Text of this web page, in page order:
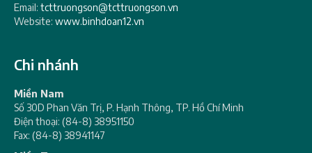
Email: tcttruongson@tcttruongson.vn
Website: www.binhdoan12.vn
Chi nhánh
Miền Nam
Số 30D Phan Văn Trị, P. Hạnh Thông, TP. Hồ Chí Minh
Điện thoại: (84-8) 38951150
Fax: (84-8) 38941147